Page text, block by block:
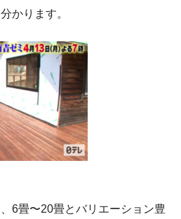
かります。
6畳〜20畳とバリエーション豊